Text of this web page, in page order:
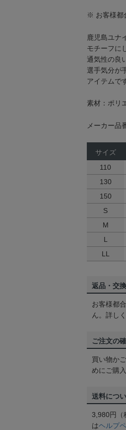
※ お客様都
鹿児島ユナ
モチーフに
通気性の良
選手気分が
アイテムで
素材：ポリ
メーカー品
サイズ
110
130
150
S
M
L
LL
返品・交
お客様都
ん。詳し
ご注文の
買い物か
めにご購
送料につ
3,980円（
はヘルプ